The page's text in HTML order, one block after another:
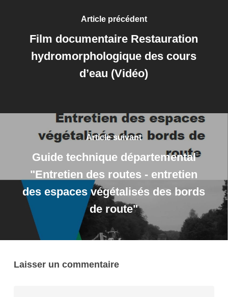
Article précédent
Film documentaire Restauration
hydromorphologique des cours
d’eau (Vidéo)
Article suivant
Guide technique départemental
"Entretien des routes - entretien
des espaces végétalisés des bords
de route"
Laisser un commentaire